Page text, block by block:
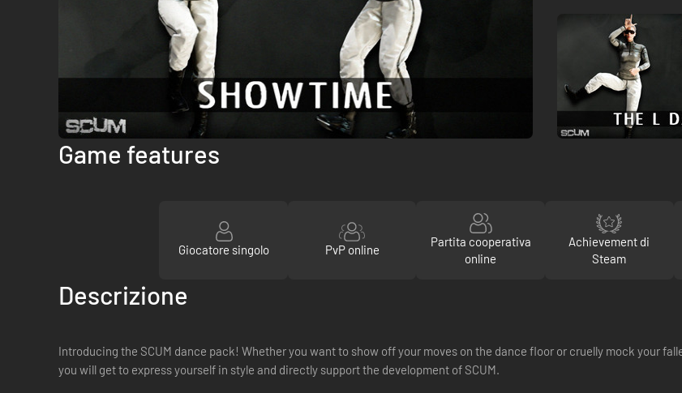
Game features
Giocatore singolo PvP online
Partita cooperativa
online
Achievement di
Steam
Descrizione
Introducing the SCUM dance pack! Whether you want to show off your moves on the dance floor or cruelly mock your
you will get to express yourself in style and directly support the development of SCUM.